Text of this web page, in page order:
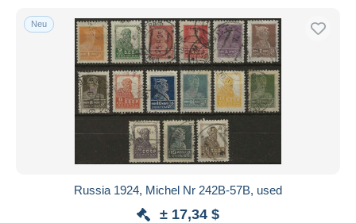
Neu
Russia 1924, Michel Nr 242B-57B, used
± 17,34 $